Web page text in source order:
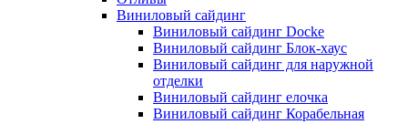
Виниловый сайдинг
Виниловый сайдинг Docke
Виниловый сайдинг Блок-хаус
Виниловый сайдинг для наружной
отделки
Виниловый сайдинг елочка
Виниловый сайдинг Корабельная